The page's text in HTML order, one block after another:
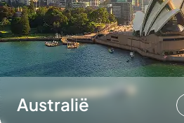
Australië